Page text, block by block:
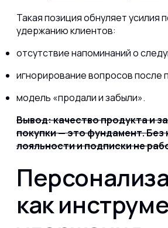
Такая позиция обнуляет усилия
удержанию клиентов:
отсутствие напоминаний о
игнорирование вопросов после
модель «продали и забыли».
Вывод: качество продукта и
покупки — это фундамент. Без
лояльности и подписки не
как